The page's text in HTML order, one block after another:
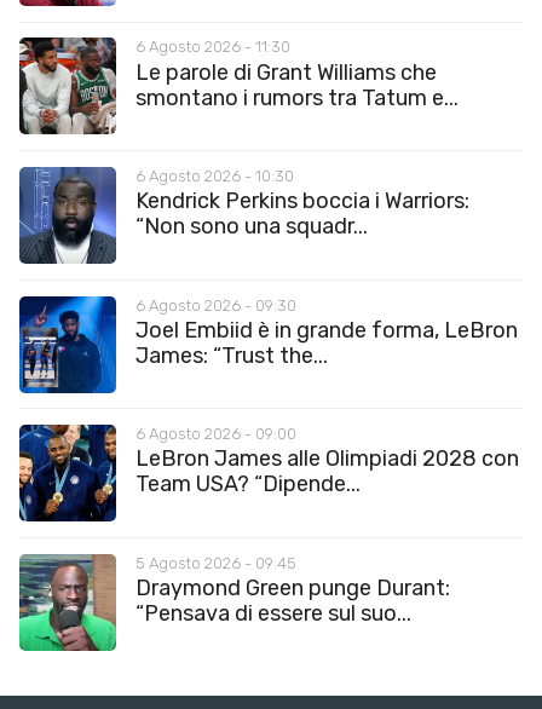
6 Agosto 2026 - 11:30
Le parole di Grant Williams che
smontano i rumors tra Tatum e...
6 Agosto 2026 - 10:30
Kendrick Perkins boccia i Warriors:
“Non sono una squadr...
6 Agosto 2026 - 09:30
Joel Embiid è in grande forma, LeBron
James: “Trust the...
6 Agosto 2026 - 09:00
LeBron James alle Olimpiadi 2028 con
Team USA? “Dipende...
5 Agosto 2026 - 09:45
Draymond Green punge Durant:
“Pensava di essere sul suo...